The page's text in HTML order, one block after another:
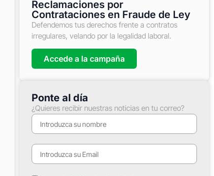
Reclamaciones por
Contrataciones en Fraude de Ley
Defendemos tus derechos frente a contratos
irregulares, velando por la legalidad laboral.
Accede a la campaña
Ponte al día
¿Quieres recibir nuestras noticias en tu correo?